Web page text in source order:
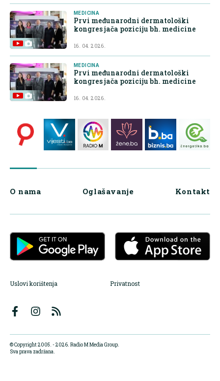
MEDICINA
Prvi međunarodni dermatološki
kongres jača poziciju bh. medicine
16. 04. 2026.
MEDICINA
Prvi međunarodni dermatološki
kongres jača poziciju bh. medicine
16. 04. 2026.
O nama Oglašavanje Kontakt
Uslovi korištenja Privatnost
© Copyright 2005. - 2026. Radio M Media Group.
Sva prava zadržana.